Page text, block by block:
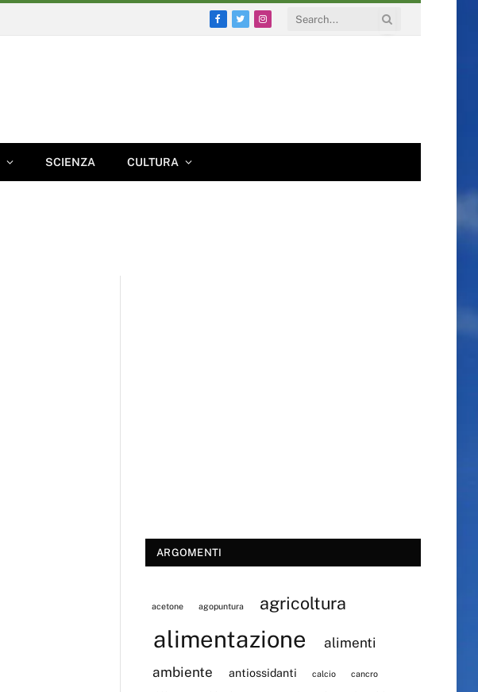
Facebook
TwitterInstagram
SCIENZA CULTURA
ARGOMENTI
acetone agopuntura agricoltura
alimentazione
alimenti
ambiente
antiossidanti calcio cancro